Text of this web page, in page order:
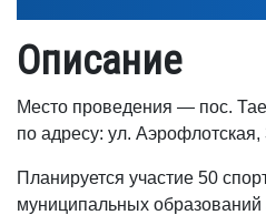
Описание
Место проведения — пос.
по адресу: ул. Аэрофлотская,
Планируется участие 50
муниципальных образований